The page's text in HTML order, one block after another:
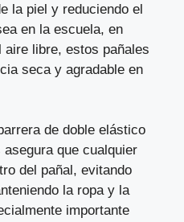
la piel y reduciendo el
en la escuela, en
libre, estos pañales
seca y agradable en
de doble elástico
que cualquier
del pañal, evitando
la ropa y la
importante